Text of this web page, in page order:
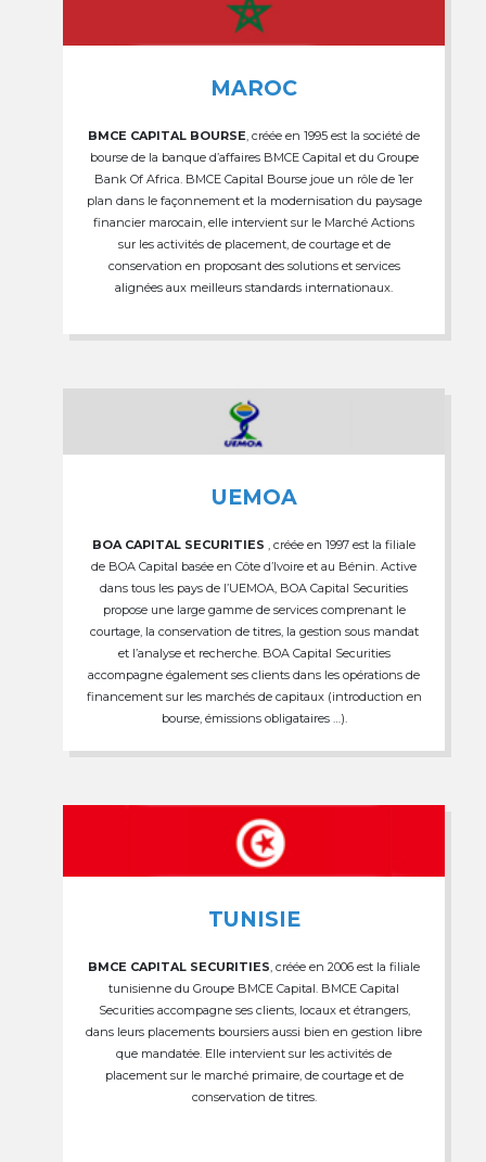
MAROC
BMCE CAPITAL BOURSE , créée en 1995 est la société de
bourse de la banque d’affaires BMCE Capital et du Groupe
Bank Of Africa. BMCE Capital Bourse joue un rôle de 1er
plan dans le façonnement et la modernisation du paysage
financier marocain, elle intervient sur le Marché Actions
sur les activités de placement, de courtage et de
conservation en proposant des solutions et services
alignées aux meilleurs standards internationaux.
UEMOA
BOA CAPITAL SECURITIES , créée en 1997 est la filiale
de BOA Capital basée en Côte d’Ivoire et au Bénin. Active
dans tous les pays de l’UEMOA, BOA Capital Securities
propose une large gamme de services comprenant le
courtage, la conservation de titres, la gestion sous mandat
et l’analyse et recherche. BOA Capital Securities
accompagne également ses clients dans les opérations de
financement sur les marchés de capitaux (introduction en
bourse, émissions obligataires …).
TUNISIE
BMCE CAPITAL SECURITIES , créée en 2006 est la filiale
tunisienne du Groupe BMCE Capital. BMCE Capital
Securities accompagne ses clients, locaux et étrangers,
dans leurs placements boursiers aussi bien en gestion libre
que mandatée. Elle intervient sur les activités de
placement sur le marché primaire, de courtage et de
conservation de titres.